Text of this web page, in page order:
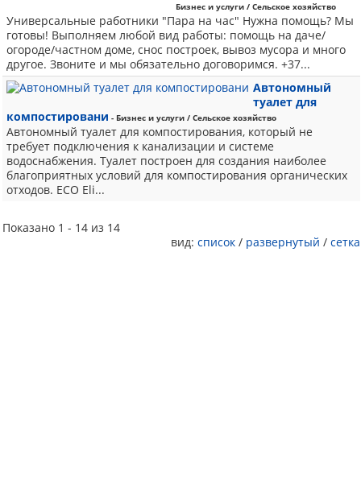
Бизнес и услуги / Сельское хозяйство
Универсальные работники "Пара на час" Нужна помощь? Мы
готовы! Выполняем любой вид работы: помощь на даче/
огороде/частном доме, снос построек, вывоз мусора и много
другое. Звоните и мы обязательно договоримся. +37...
Автономный
туалет для
компостировани - Бизнес и услуги / Сельское хозяйство
Автономный туалет для компостирования, который не
требует подключения к канализации и системе
водоснабжения. Туалет построен для создания наиболее
благоприятных условий для компостирования органических
отходов. ECO Eli...
Показано 1 - 14 из 14
вид: список / развернутый / сетка